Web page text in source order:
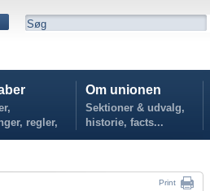
regler,
Om unionen
Sektioner & udvalg,
historie, facts...
Print